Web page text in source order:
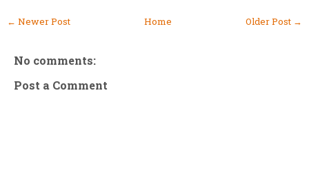
← Newer Post Older Post →
Home
No comments:
Post a Comment